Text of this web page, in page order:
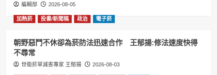
編輯部 2026-08-05
加熱菸 投書/新聞稿 政治 電子菸
朝野惡鬥不休卻為菸防法迅速合作 王郁揚:修法速度快得
不尋常
世衛菸草減害專家 王郁揚 2026-08-03